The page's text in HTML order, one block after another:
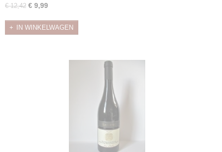
€ 12,42 € 9,99
IN WINKELWAGEN